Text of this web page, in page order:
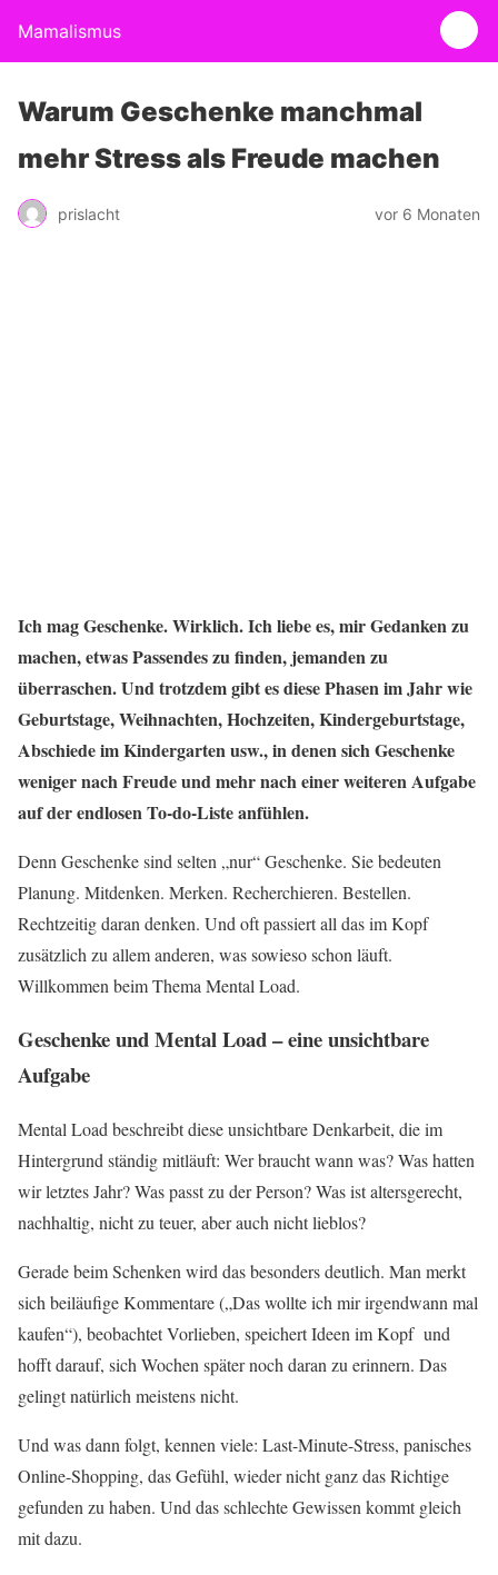
Mamalismus
Warum Geschenke manchmal
mehr Stress als Freude machen
prislacht vor 6 Monaten
Ich mag Geschenke. Wirklich. Ich liebe es, mir Gedanken zu
machen, etwas Passendes zu finden, jemanden zu
überraschen. Und trotzdem gibt es diese Phasen im Jahr wie
Geburtstage, Weihnachten, Hochzeiten, Kindergeburtstage,
Abschiede im Kindergarten usw., in denen sich Geschenke
weniger nach Freude und mehr nach einer weiteren Aufgabe
auf der endlosen To-do-Liste anfühlen.
Denn Geschenke sind selten „nur“ Geschenke. Sie bedeuten
Planung. Mitdenken. Merken. Recherchieren. Bestellen.
Rechtzeitig daran denken. Und oft passiert all das im Kopf
zusätzlich zu allem anderen, was sowieso schon läuft.
Willkommen beim Thema Mental Load.
Geschenke und Mental Load – eine unsichtbare
Aufgabe
Mental Load beschreibt diese unsichtbare Denkarbeit, die im
Hintergrund ständig mitläuft: Wer braucht wann was? Was hatten
wir letztes Jahr? Was passt zu der Person? Was ist altersgerecht,
nachhaltig, nicht zu teuer, aber auch nicht lieblos?
Gerade beim Schenken wird das besonders deutlich. Man merkt
sich beiläufige Kommentare („Das wollte ich mir irgendwann mal
kaufen“), beobachtet Vorlieben, speichert Ideen im Kopf und
hofft darauf, sich Wochen später noch daran zu erinnern. Das
gelingt natürlich meistens nicht.
Und was dann folgt, kennen viele: Last-Minute-Stress, panisches
Online-Shopping, das Gefühl, wieder nicht ganz das Richtige
gefunden zu haben. Und das schlechte Gewissen kommt gleich
mit dazu.